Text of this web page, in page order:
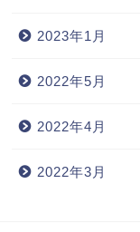
2023年1月
2022年5月
2022年4月
2022年3月